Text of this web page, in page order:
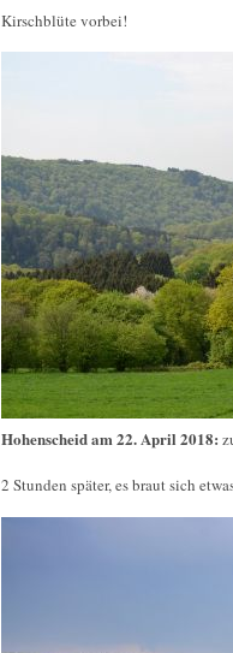
Kirschblüte vorbei!
Hohenscheid am 22. April 2018:
2 Stunden später, es braut sich